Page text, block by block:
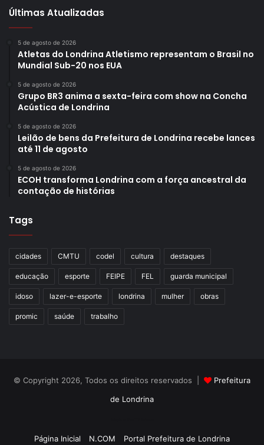
Últimas Atualizadas
5 de agosto de 2026
Atletas do Londrina Atletismo representam o Brasil no
Mundial Sub-20 nos EUA
5 de agosto de 2026
Grupo BR3 anima a sexta-feira com show na Concha
Acústica de Londrina
5 de agosto de 2026
Leilão de bens da Prefeitura de Londrina recebe lances
até 11 de agosto
5 de agosto de 2026
ECOH transforma Londrina com a força ancestral da
contação de histórias
Tags
cidades CMTU codel cultura destaques
educação esporte FEIPE FEL guarda municipal
idoso lazer-e-esporte londrina mulher obras
promic saúde trabalho
© Copyright 2026, Todos os direitos reservados |
Prefeitura
de Londrina
Página Inicial N.COM Portal Prefeitura de Londrina